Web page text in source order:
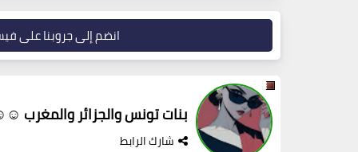
انضم إلى جروبنا على
بنات تونس والجزائر والمغرب
شارك الرابط